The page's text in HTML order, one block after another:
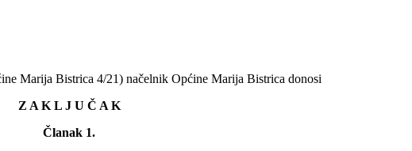
Marija Bistrica 4/21) načelnik Općine Marija Bistrica donosi
Z A K L J U Č A K
Članak 1.